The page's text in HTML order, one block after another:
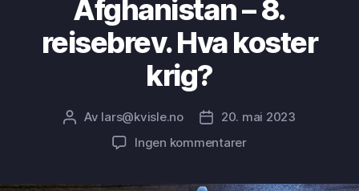
Afghanistan – 8.
reisebrev. Hva koster
krig?
Innleggsforfatter
Av lars@kvisle.no Publiseringsdato
20. mai 2023
Ingen kommentarertil